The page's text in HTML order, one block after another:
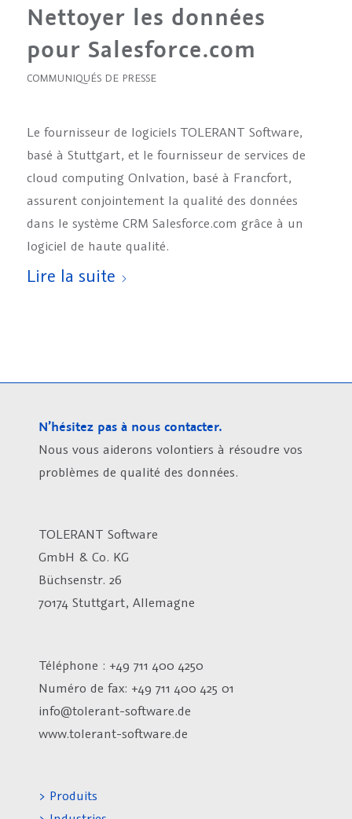
Nettoyer les données
pour Salesforce.com
COMMUNIQUÉS DE PRESSE
Le fournisseur de logiciels TOLERANT Software,
basé à Stuttgart, et le fournisseur de services de
cloud computing OnIvation, basé à Francfort,
assurent conjointement la qualité des données
dans le système CRM Salesforce.com grâce à un
logiciel de haute qualité.
Lire la suite
N’hésitez pas à nous contacter.
Nous vous aiderons volontiers à résoudre vos
problèmes de qualité des données.
TOLERANT Software
GmbH & Co. KG
Büchsenstr. 26
70174 Stuttgart, Allemagne
Téléphone : +49 711 400 4250
Numéro de fax: +49 711 400 425 01
info@tolerant-software.de
www.tolerant-software.de
> Produits